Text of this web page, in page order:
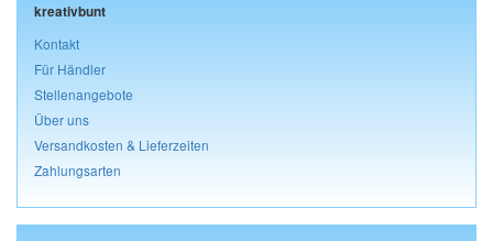
kreativbunt
Kontakt
Für Händler
Stellenangebote
Über uns
Versandkosten & Lieferzeiten
Zahlungsarten